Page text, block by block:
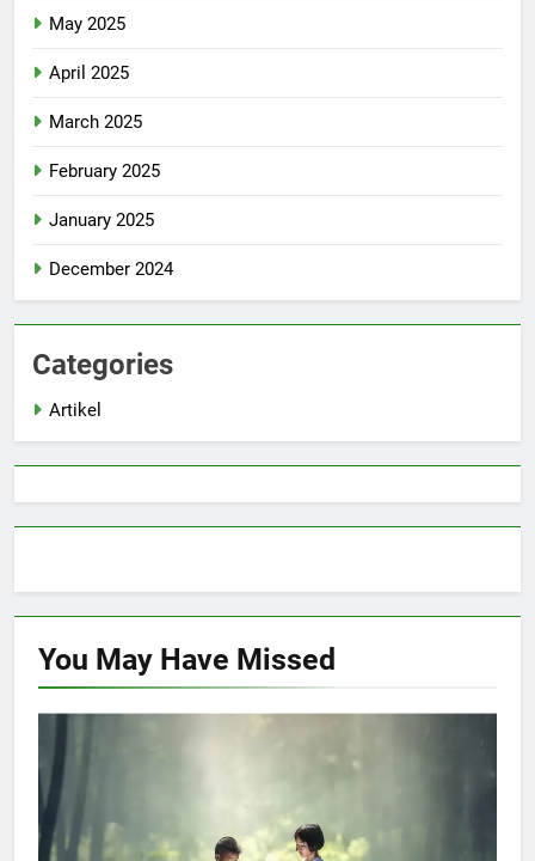
May 2025
April 2025
March 2025
February 2025
January 2025
December 2024
Categories
Artikel